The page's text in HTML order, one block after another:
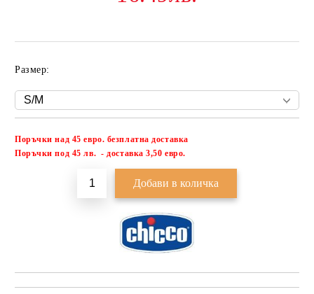
Размер:
Поръчки над 45 евро. безплатна доставка
Поръчки под 45 лв. - доставка 3,50 евро.